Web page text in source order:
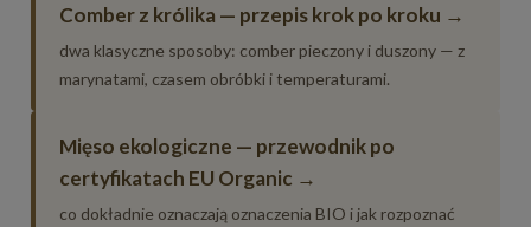
Comber z królika — przepis krok po kroku →
dwa klasyczne sposoby: comber pieczony i duszony — z
marynatami, czasem obróbki i temperaturami.
Mięso ekologiczne — przewodnik po
certyfikatach EU Organic →
co dokładnie oznaczają oznaczenia BIO i jak rozpoznać